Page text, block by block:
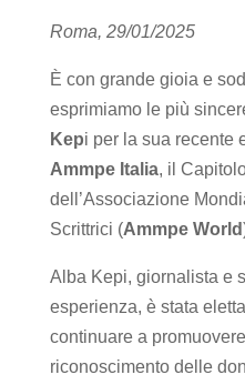
Roma, 29/01/2025
È con grande gioia e
esprimiamo le più
Kepi per la sua recente
Ammpe Italia, il
dell’Associazione
Scrittrici (Ammpe World
Alba Kepi, giornalista e
esperienza, è stata
continuare a
riconoscimento delle